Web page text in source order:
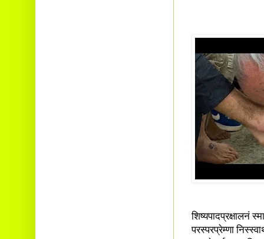
शिष्यपादप्रक्षालनं
परस्परप्रेम्णा